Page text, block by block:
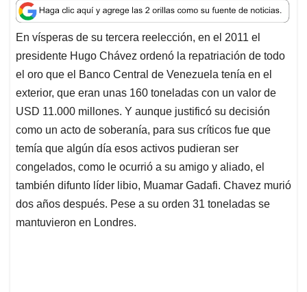
a
t
s
A
p
p
c
e
b
o
o
k
n
k
e
d
I
n
a
i
l
r
e
a
d
s
En vísperas de su tercera reelección, en el 2011 el
presidente Hugo Chávez ordenó la repatriación de todo
el oro que el Banco Central de Venezuela tenía en el
exterior, que eran unas 160 toneladas con un valor de
USD 11.000 millones. Y aunque justificó su decisión
como un acto de soberanía, para sus críticos fue que
temía que algún día esos activos pudieran ser
congelados, como le ocurrió a su amigo y aliado, el
también difunto líder libio, Muamar Gadafi. Chavez murió
dos años después. Pese a su orden 31 toneladas se
mantuvieron en Londres.